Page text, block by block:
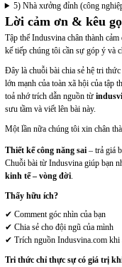
5) Nhà xưởng đỉnh (công
Lời cảm ơn & kêu
Tập thể Indusvina chân thành
kế tiếp chúng tôi cần sự góp ý và
Đây là chuỗi bài chia sẻ hệ tri
lớn mạnh của toàn xã hội của tập
toả nhớ trích dẫn nguồn từ
sưu tầm và viết lên bài này.
Một lần nữa chúng tôi xin chân
Thiết kế công năng sai– trả giá
Chuỗi bài từ Indusvina giúp bạn
kinh tế – vòng đời.
Thấy hữu ích?
✔ Comment góc nhìn của bạn
✔ Chia sẻ cho đội ngũ của mình
✔ Trích nguồn Indusvina.com khi
Tri thức chỉ thực sự có giá trị